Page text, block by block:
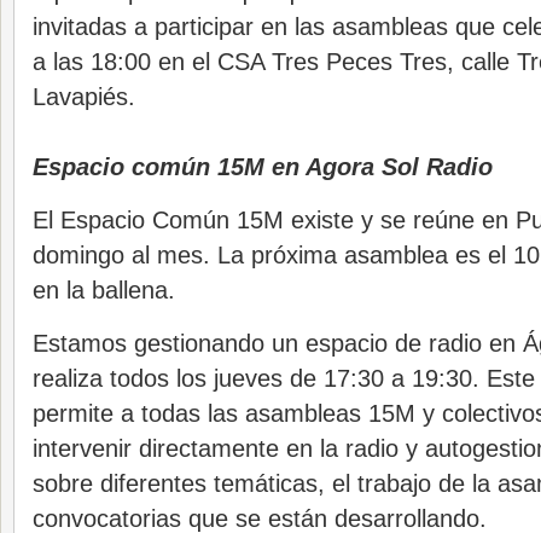
invitadas a participar en las asambleas que
a las 18:00 en el CSA Tres Peces Tres, calle
Lavapiés.
Espacio común 15M en Agora Sol Radio
El Espacio Común 15M existe y se reúne en
domingo al mes. La próxima asamblea es el
en la ballena.
Estamos gestionando un espacio de radio en
realiza todos los jueves de 17:30 a 19:30.
permite a todas las asambleas 15M y
intervenir directamente en la radio y
sobre diferentes temáticas, el trabajo de la
convocatorias que se están desarrollando.